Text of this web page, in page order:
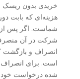
خریدی بدون ریسک
شماست. اگر پس از
انصراف و بازگشت
است. برای انصراف